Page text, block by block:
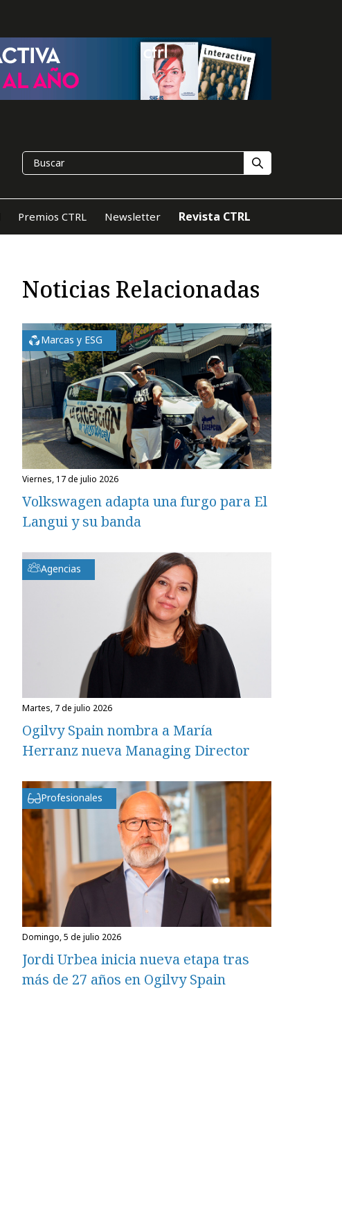
Premios CTRL Newsletter Revista CTRL
Noticias Relacionadas
Marcas y ESG
viernes, 17 de julio 2026
Volkswagen adapta una furgo para El
Langui y su banda
Agencias
martes, 7 de julio 2026
Ogilvy Spain nombra a María
Herranz nueva Managing Director
Profesionales
domingo, 5 de julio 2026
Jordi Urbea inicia nueva etapa tras
más de 27 años en Ogilvy Spain